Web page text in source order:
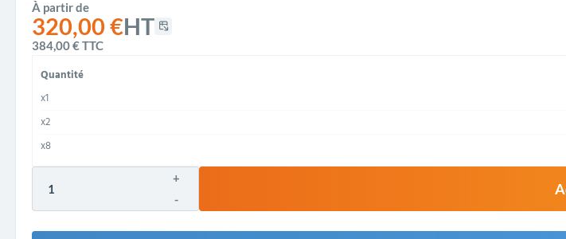
À partir de
320,00 €HT
384,00 €TTC
Quantité
x1
x2
x8
+
-